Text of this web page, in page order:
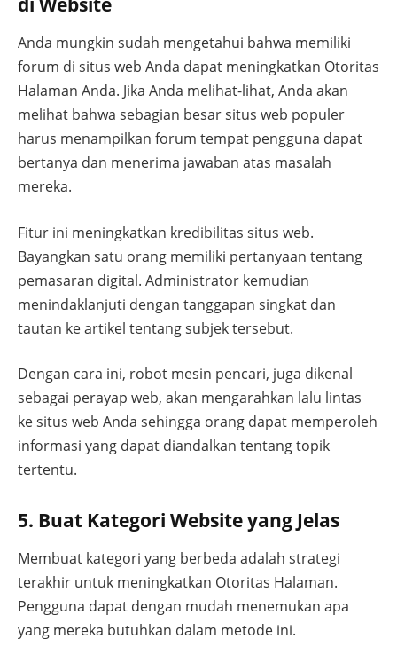
Anda mungkin sudah mengetahui bahwa memiliki
forum di situs web Anda dapat meningkatkan Otoritas
Halaman Anda. Jika Anda melihat-lihat, Anda akan
melihat bahwa sebagian besar situs web populer
harus menampilkan forum tempat pengguna dapat
bertanya dan menerima jawaban atas masalah
mereka.
Fitur ini meningkatkan kredibilitas situs web.
Bayangkan satu orang memiliki pertanyaan tentang
pemasaran digital. Administrator kemudian
menindaklanjuti dengan tanggapan singkat dan
tautan ke artikel tentang subjek tersebut.
Dengan cara ini, robot mesin pencari, juga dikenal
sebagai perayap web, akan mengarahkan lalu lintas
ke situs web Anda sehingga orang dapat memperoleh
informasi yang dapat diandalkan tentang topik
tertentu.
5. Buat Kategori Website yang Jelas
Membuat kategori yang berbeda adalah strategi
terakhir untuk meningkatkan Otoritas Halaman.
Pengguna dapat dengan mudah menemukan apa
yang mereka butuhkan dalam metode ini.